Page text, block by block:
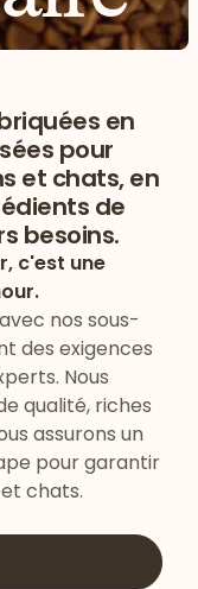
en
pour
et chats, en
de
besoins.
c'est une
nos sous-
des exigences
Nous
qualité, riches
assurons un
pour garantir
chats.